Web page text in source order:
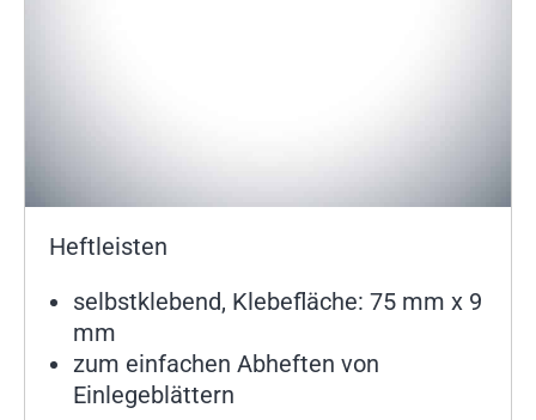
Heftleisten
selbstklebend, Klebefläche: 75 mm x 9
mm
zum einfachen Abheften von
Einlegeblättern